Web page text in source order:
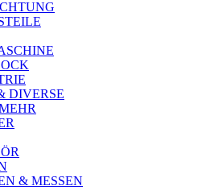
DIVERSE
& MESSEN